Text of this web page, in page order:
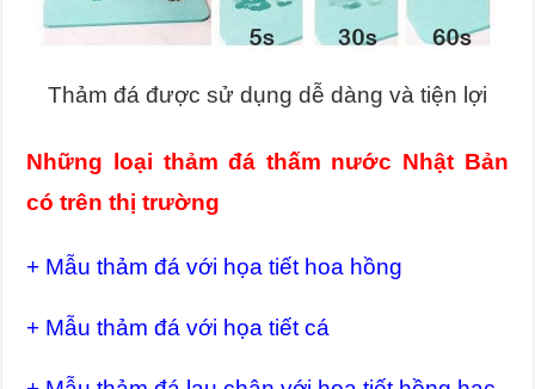
Thảm đá được sử dụng dễ dàng và tiện lợi
Những loại thảm đá thấm nước Nhật Bản
có trên thị trường
+ Mẫu thảm đá với họa tiết hoa hồng
+ Mẫu thảm đá với họa tiết cá